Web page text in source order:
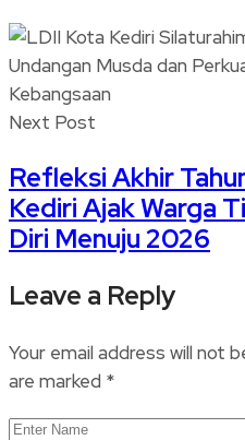
Next Post
Refleksi Akhir
Kediri Ajak Warga
Diri Menuju 2026
Leave a Reply
Your email address will not
are marked *